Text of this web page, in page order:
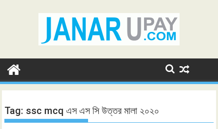
Tag: ssc mcq এস এস সি উত্তর মালা ২০২০